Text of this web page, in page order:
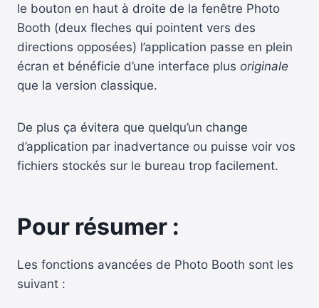
le bouton en haut à droite de la fenêtre Photo
Booth (deux fleches qui pointent vers des
directions opposées) l’application passe en plein
écran et bénéficie d’une interface plus originale
que la version classique.
De plus ça évitera que quelqu’un change
d’application par inadvertance ou puisse voir vos
fichiers stockés sur le bureau trop facilement.
Pour résumer :
Les fonctions avancées de Photo Booth sont les
suivant :